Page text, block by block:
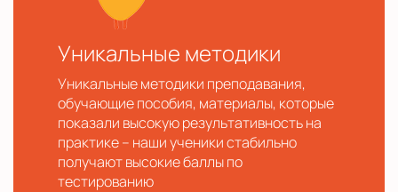
Уникальные методики
Уникальные методики преподавания,
обучающие пособия, материалы, которые
показали высокую результативность на
практике – наши ученики стабильно
получают высокие баллы по
тестированию